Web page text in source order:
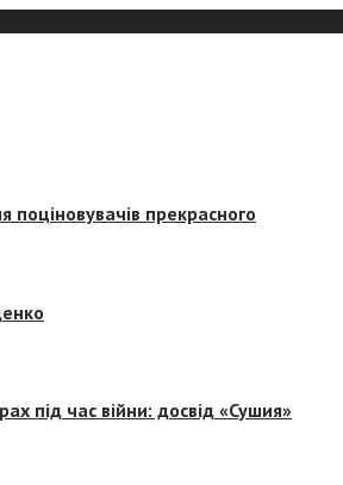
поціновувачів прекрасного
під час війни: досвід «Сушия»